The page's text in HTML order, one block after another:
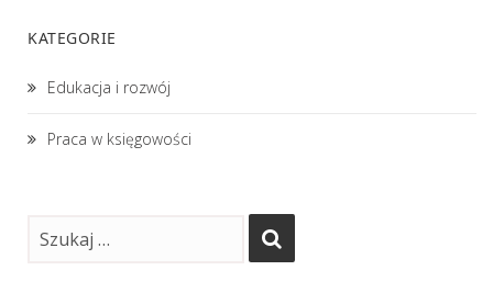
KATEGORIE
Edukacja i rozwój
Praca w księgowości